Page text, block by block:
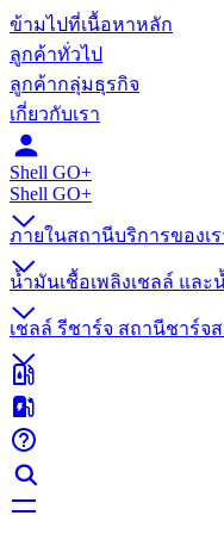
ข้ามไปที่เนื้อหาหลัก
ลูกค้าทั่วไป
ลูกค้ากลุ่มธุรกิจ
เกี่ยวกับเรา
Shell GO+
Shell GO+​
ภายในสถานีบริการของเร
น้ำมันเชื้อเพลิงเชลล์ แล
เชลล์ รีชาร์จ สถานีชาร์จ